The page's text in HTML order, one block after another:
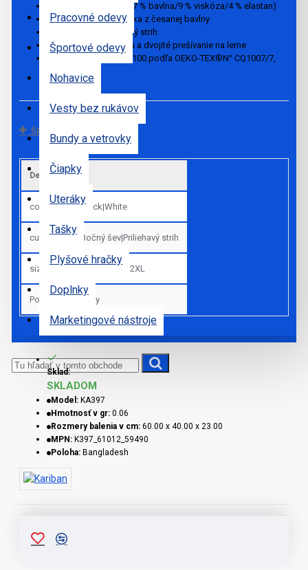
Pracovné odevy
Športové odevy
Nohavice
Vesty bez rukávov
Bundy a vetrovky
Čiapky
Uteráky
Tašky
Plyšové hračky
Doplnky
Marketingové nástroje
(svetlosivá prskaná: 87 % bavlna/9 % viskóza/4 % elastan)
Pletená džersejová látka z česanej bavlny
Jemné pásiky a ženský strih
Lemovanie pri výstrihu a dvojité prešívanie na leme
Certifikát STANDARD 100 podľa OEKO-TEX®N° CQ1007/7,
IFTH
ŠPECIFIKÁCIE
Default
colors Black|White
cut_sk Bočný šev|Priliehavý strih
sizes XS|S|M|L|XL|2XL
Pohlavie Ženy
Sklad:
SKLADOM
Model: KA397
Hmotnosť v gr: 0.06
Rozmery balenia v cm: 60.00 x 40.00 x 23.00
MPN: K397_61012_59490
Poloha: Bangladesh